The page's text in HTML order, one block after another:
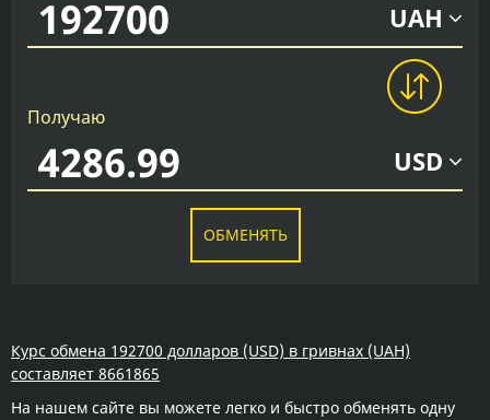
UAH
Получаю
USD
ОБМЕНЯТЬ
Курс обмена 192700 долларов (USD) в гривнах (UAH)
составляет 8661865
На нашем сайте вы можете легко и быстро обменять одну